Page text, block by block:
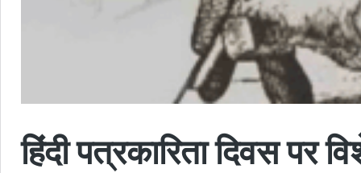
हिंदी पत्रकारिता दिवस पर